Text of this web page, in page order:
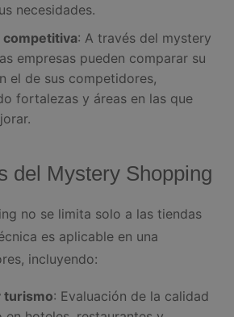
necesidades.
competitiva: A través del mystery
empresas pueden comparar su
el de sus competidores,
fortalezas y áreas en las que
del Mystery Shopping
no se limita solo a las tiendas
es aplicable en una
incluyendo:
turismo: Evaluación de la calidad